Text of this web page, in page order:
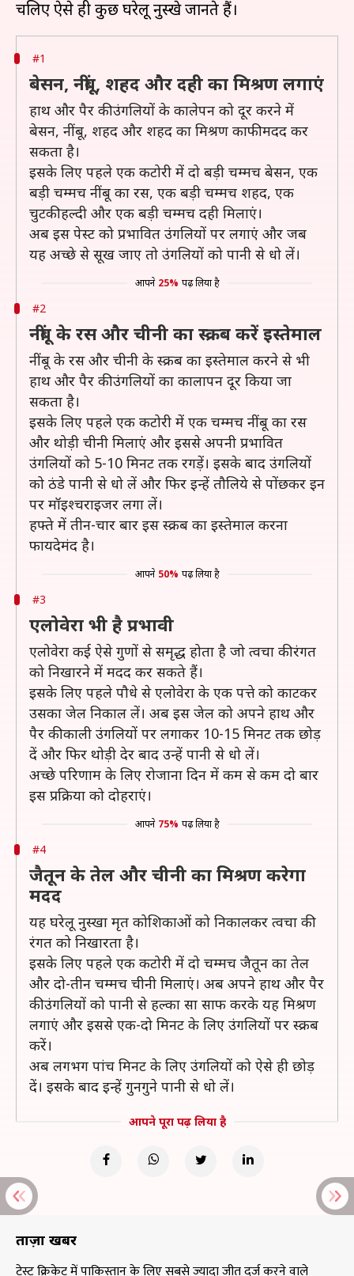
#1
बेसन, नींबू, शहद और दही का मिश्रण लगाएं
हाथ और पैर की उंगलियों के कालेपन को दूर करने में
बेसन, नींबू, शहद और शहद का मिश्रण काफी मदद कर
सकता है।
इसके लिए पहले एक कटोरी में दो बड़ी चम्मच बेसन, एक
बड़ी चम्मच नींबू का रस, एक बड़ी चम्मच शहद, एक
चुटकी हल्दी और एक बड़ी चम्मच दही मिलाएं।
अब इस पेस्ट को प्रभावित उंगलियों पर लगाएं और जब
यह अच्छे से सूख जाए तो उंगलियों को पानी से धो लें।
आपने 25% पढ़ लिया है
#2
नींबू के रस और चीनी का स्क्रब करें इस्तेमाल
नींबू के रस और चीनी के स्क्रब का इस्तेमाल करने से भी
हाथ और पैर की उंगलियों का कालापन दूर किया जा
सकता है।
इसके लिए पहले एक कटोरी में एक चम्मच नींबू का रस
और थोड़ी चीनी मिलाएं और इससे अपनी प्रभावित
उंगलियों को 5-10 मिनट तक रगड़ें। इसके बाद उंगलियों
को ठंडे पानी से धो लें और फिर इन्हें तौलिये से पोंछकर इन
पर मॉइश्चराइजर लगा लें।
हफ्ते में तीन-चार बार इस स्क्रब का इस्तेमाल करना
फायदेमंद है।
आपने 50% पढ़ लिया है
#3
एलोवेरा भी है प्रभावी
एलोवेरा कई ऐसे गुणों से समृद्ध होता है जो त्वचा की रंगत
को निखारने में मदद कर सकते हैं।
इसके लिए पहले पौधे से एलोवेरा के एक पत्ते को काटकर
उसका जेल निकाल लें। अब इस जेल को अपने हाथ और
पैर की काली उंगलियों पर लगाकर 10-15 मिनट तक छोड़
दें और फिर थोड़ी देर बाद उन्हें पानी से धो लें।
अच्छे परिणाम के लिए रोजाना दिन में कम से कम दो बार
इस प्रक्रिया को दोहराएं।
आपने 75% पढ़ लिया है
#4
जैतून के तेल और चीनी का मिश्रण करेगा
मदद
यह घरेलू नुस्खा मृत कोशिकाओं को निकालकर त्वचा की
रंगत को निखारता है।
इसके लिए पहले एक कटोरी में दो चम्मच जैतून का तेल
और दो-तीन चम्मच चीनी मिलाएं। अब अपने हाथ और पैर
की उंगलियों को पानी से हल्का सा साफ करके यह मिश्रण
लगाएं और इससे एक-दो मिनट के लिए उंगलियों पर स्क्रब
करें।
अब लगभग पांच मिनट के लिए उंगलियों को ऐसे ही छोड़
दें। इसके बाद इन्हें गुनगुने पानी से धो लें।
आपने पूरा पढ़ लिया है
ताज़ा खबरें
टेस्ट क्रिकेट में पाकिस्तान के लिए सबसे ज्यादा जीत दर्ज करने वाले